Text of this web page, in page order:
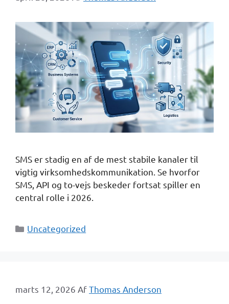
SMS er stadig en af de mest stabile kanaler til
vigtig virksomhedskommunikation. Se hvorfor
SMS, API og to-vejs beskeder fortsat spiller en
central rolle i 2026.
Kategorier
Uncategorized
marts 12, 2026 AfThomas Anderson